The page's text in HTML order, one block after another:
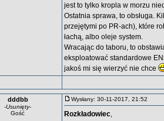
jest to tylko kropla w morzu
Ostatnia sprawa, to obsługa.
przejętymi po PR-ach), które
łachą, albo oleje system.
Wracając do taboru, to
eksploatować standardowe
jakoś mi się wierzyć nie chce
dddbb
-Usunięty-
Gość
Wysłany: 30-11-2017, 21:52
Rozkładowiec,